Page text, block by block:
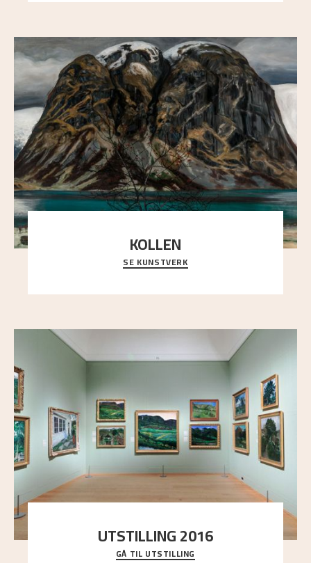
KOLLEN
Et ruvende fjell dominerer bildeflaten, og står i
sterk kontrast til det spinkle rognetreet ute
SE KUNSTVERK
UTSTILLING 2016
En komplett oversikt over Nikolai Astrups
GÅ TIL UTSTILLING